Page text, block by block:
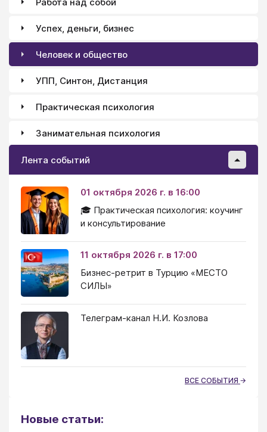
христианства вызывает массу критики, непонимания
и проблем, так как “психика” - понятие значительно
более узкое, чем та жизнь, которую мы
обнаруживаем в себе (“душевная” жизнь или жизнь
Успех, деньги, бизнес
Человек и общество
УПП, Синтон, Дистанция
Практическая психология
Занимательная психология
Лента событий
01 октября 2026 г. в 16:00
🎓 Практическая психология: коучинг
и консультирование
11 октября 2026 г. в 17:00
Бизнес-ретрит в Турцию «МЕСТО
СИЛЫ»
Телеграм-канал Н.И. Козлова
ВСЕ СОБЫТИЯ
Новые статьи: